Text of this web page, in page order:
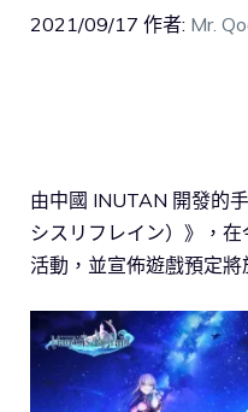
2021/09/17 作者: Mr.
由中國 INUTAN 開發的
シスリフレイン）》，
活動，並宣佈遊戲預定